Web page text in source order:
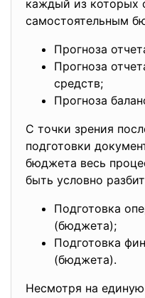
каждый из которых
самостоятельным
Прогноза
Прогноза
средств;
Прогноза
С точки зрения
подготовки
бюджета весь
быть условно
Подготовка
(бюджета);
Подготовка
(бюджета).
Несмотря на